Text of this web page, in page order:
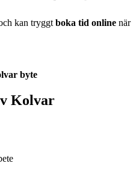
kan tryggt boka tid online när
byte
Kolvar